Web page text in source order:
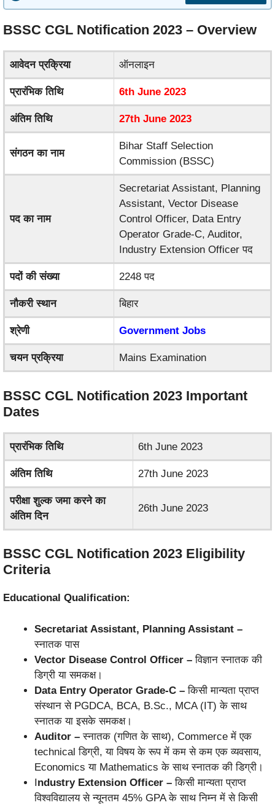
BSSC CGL Notification 2023 – Overview
आवेदन प्रक्रिया ऑनलाइन
प्रारंभिक तिथि 6th June 2023
अंतिम तिथि 27th June 2023
संगठन का नाम
Bihar Staff Selection
Commission (BSSC)
पद का नाम
Secretariat Assistant, Planning
Assistant, Vector Disease
Control Officer, Data Entry
Operator Grade-C, Auditor,
Industry Extension Officer पद
पदों की संख्या 2248 पद
नौकरी स्थान बिहार
श्रेणी Government Jobs
चयन प्रक्रिया Mains Examination
BSSC CGL Notification 2023 Important
Dates
प्रारंभिक तिथि 6th June 2023
अंतिम तिथि 27th June 2023
परीक्षा शुल्क जमा करने का
अंतिम दिन
26th June 2023
BSSC CGL Notification 2023 Eligibility
Criteria
Educational Qualification:
Secretariat Assistant, Planning Assistant –
स्नातक पास
Vector Disease Control Officer – विज्ञान स्नातक की
डिग्री या समकक्ष।
Data Entry Operator Grade-C – किसी मान्यता प्राप्त
संस्थान से PGDCA, BCA, B.Sc., MCA (IT) के साथ
स्नातक या इसके समकक्ष।
Auditor – स्नातक (गणित के साथ), Commerce में एक
technical डिग्री, या विषय के रूप में कम से कम एक व्यवसाय,
Economics या Mathematics के साथ स्नातक की डिग्री।
Industry Extension Officer – किसी मान्यता प्राप्त
विश्वविद्यालय से न्यूनतम 45% GPA के साथ निम्न में से किसी